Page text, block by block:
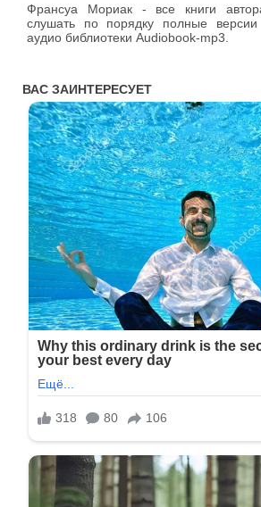
Франсуа Мориак - все книги
слушать по порядку полные
аудио библиотеки Audiobook-mp3.